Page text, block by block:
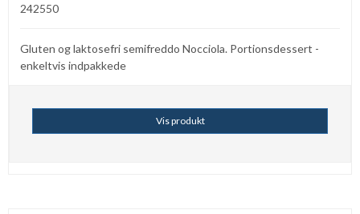
242550
Gluten og laktosefri semifreddo Nocciola. Portionsdessert -
enkeltvis indpakkede
Vis produkt